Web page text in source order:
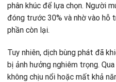
phân khúc để lựa chọn. Người
đóng trước 30% và nhờ vào hỗ
phần còn lại.
Tuy nhiên, dịch bùng phát đã
bị ảnh hưởng nghiêm trọng.
không chịu nổi hoặc mất khả